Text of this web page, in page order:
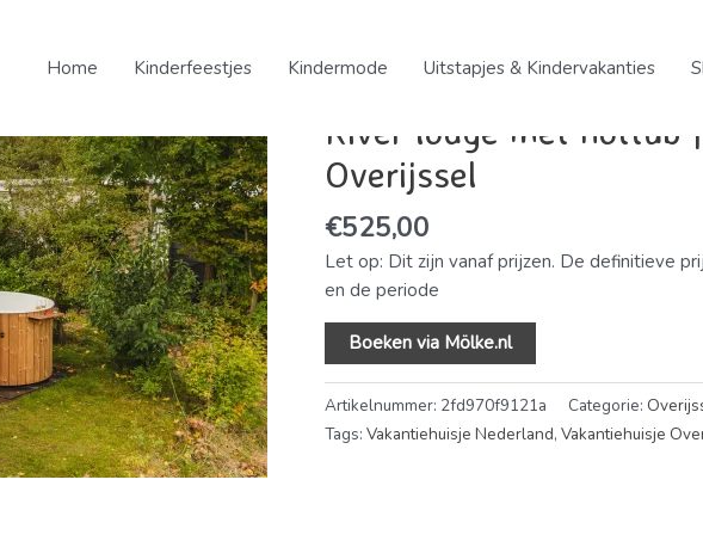
Home Kinderfeestjes Kindermode Uitstapjes & Kindervakanties
Overijssel
River lodge met hottub
Overijssel
€525,00
Let op: Dit zijn vanaf prijzen. De definitieve
en de periode
Boeken via Mölke.nl
Artikelnummer: 2fd970f9121a Categorie:
Tags: Vakantiehuisje Nederland, Vakantiehuisje